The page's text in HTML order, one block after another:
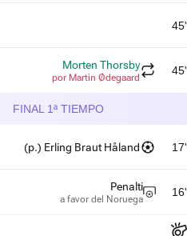
45'
Morten Thorsby
por Martin Ødegaard
45'
FINAL 1ª TIEMPO
(p.) Erling Braut Håland 17'
Penalti
a favor del Noruega
16'